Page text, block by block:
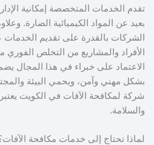
تقدم الخدمات المتخصصة إمكانية
بعيد عن المواد الكيميائية الضارة.
الشركات بالقدرة على تقديم
الأفراد والمشاريع من التخلص
الاعتماد على خبراء في هذا المجال
بشكل مهني وآمن، ويحمي البيئة
شركة لمكافحة الآفات في الكويت يعتبر
والسلامة.
لماذا تحتاج إلى خدمات مكافحة